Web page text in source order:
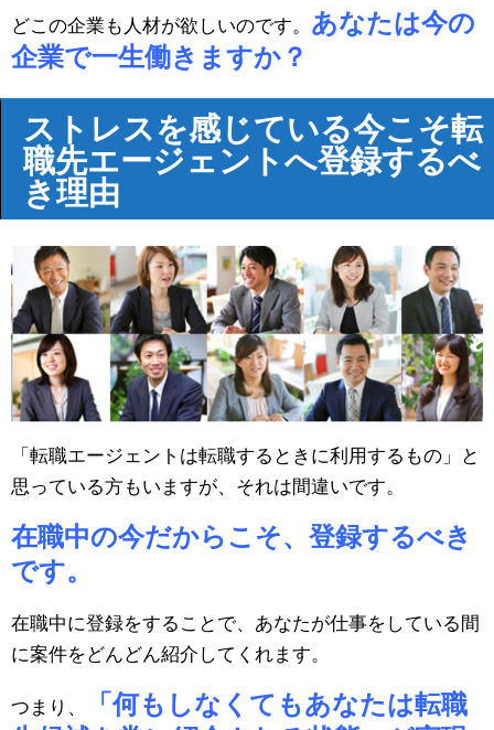
どこの企業も人材が欲しいのです。 あなたは今の
企業で一生働きますか？
ストレスを感じている今こそ転
職先エージェントへ登録するべ
き理由
「転職エージェントは転職するときに利用するもの」と
思っている方もいますが、それは間違いです。
在職中の今だからこそ、登録するべき
です。
在職中に登録をすることで、あなたが仕事をしている間
に案件をどんどん紹介してくれます。
つまり、
「何もしなくてもあなたは転職